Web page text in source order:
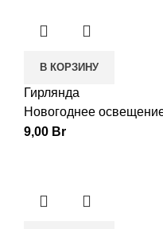
В КОРЗИНУ
Гирлянда
Новогоднее
9,00 Br